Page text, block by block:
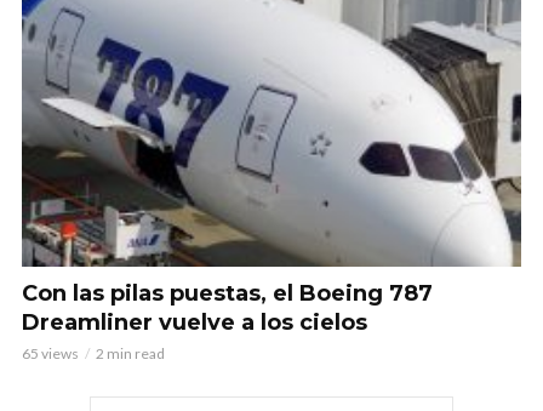
Con las pilas puestas, el Boeing 787
Dreamliner vuelve a los cielos
65 views 2 min read